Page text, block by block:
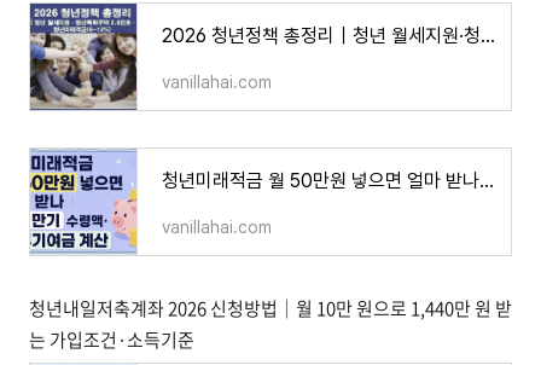
2026 청년정책 총정리｜청년 월세지원·청년공공임대주택·청년미래적금(6~12%)·취업지원확대
vanillahai.com
청년미래적금 월 50만원 넣으면 얼마 받나｜3년 만기 수령액·정부기여금 계산
vanillahai.com
청년내일저축계좌 2026 신청방법｜월 10만 원으로 1,440만 원 받
는 가입조건·소득기준